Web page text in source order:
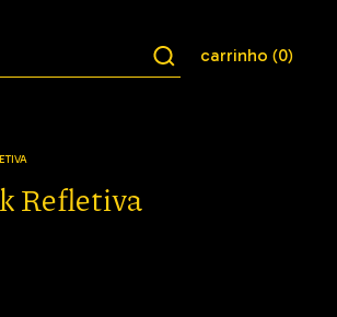
Meias Bucket
carrinho (0)
Refletiva